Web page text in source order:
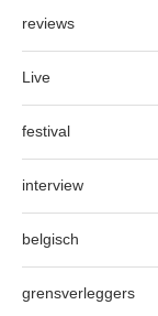
reviews
Live
festival
interview
belgisch
grensverleggers